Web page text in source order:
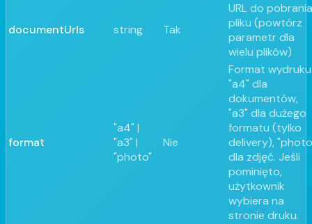
documentUrls string Tak
URL do pobrania
pliku (powtórz
parametr dla
wielu plików)
format
"a4" |
"a3" |
"photo"
Nie
Format
"a4" dla
dokumentów,
"a3" dla dużego
formatu (tylko
delivery),
dla zdjęć. Jeśli
pominięto,
użytkownik
wybiera na
stronie druku.